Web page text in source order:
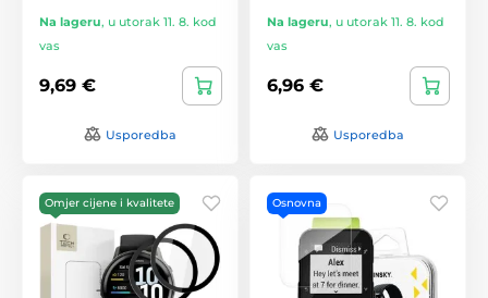
Na lageru, u utorak 11. 8. kod
vas
9,69 €
Usporedba
Na lageru, u utorak 11. 8. kod
vas
6,96 €
Usporedba
Omjer cijene i kvalitete Osnovna